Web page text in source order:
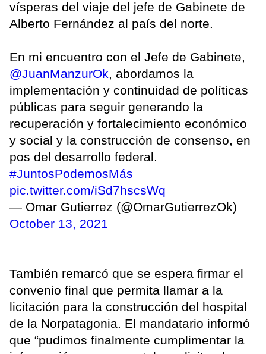
vísperas del viaje del jefe de Gabinete de
Alberto Fernández al país del norte.
En mi encuentro con el Jefe de Gabinete,
@JuanManzurOk, abordamos la
implementación y continuidad de políticas
públicas para seguir generando la
recuperación y fortalecimiento económico
y social y la construcción de consenso, en
pos del desarrollo federal.
#JuntosPodemosMás
pic.twitter.com/iSd7hscsWq
— Omar Gutierrez (@OmarGutierrezOk)
October 13, 2021
También remarcó que se espera firmar el
convenio final que permita llamar a la
licitación para la construcción del hospital
de la Norpatagonia. El mandatario informó
que “pudimos finalmente cumplimentar la